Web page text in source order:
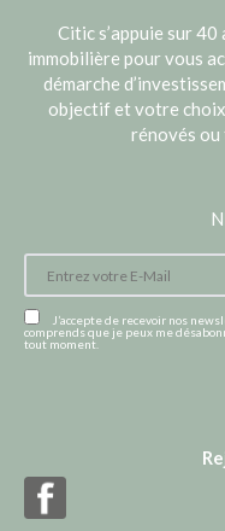
Citic s’appuie sur
immobilière pour vous
démarche
objectif et votre
rénovés
J’accepte de recevoir nos
comprends que je peux me
tout moment.